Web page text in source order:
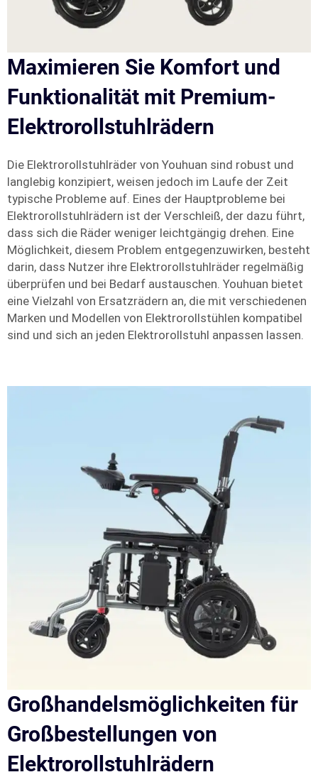
Maximieren Sie Komfort und
Funktionalität mit Premium-
Elektrorollstuhlrädern
Die Elektrorollstuhlräder von Youhuan sind robust und
langlebig konzipiert, weisen jedoch im Laufe der Zeit
typische Probleme auf. Eines der Hauptprobleme bei
Elektrorollstuhlrädern ist der Verschleiß, der dazu führt,
dass sich die Räder weniger leichtgängig drehen. Eine
Möglichkeit, diesem Problem entgegenzuwirken, besteht
darin, dass Nutzer ihre Elektrorollstuhlräder regelmäßig
überprüfen und bei Bedarf austauschen. Youhuan bietet
eine Vielzahl von Ersatzrädern an, die mit verschiedenen
Marken und Modellen von Elektrorollstühlen kompatibel
sind und sich an jeden Elektrorollstuhl anpassen lassen.
Großhandelsmöglichkeiten für
Großbestellungen von
Elektrorollstuhlrädern